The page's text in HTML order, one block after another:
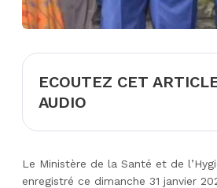
ECOUTEZ CET
AUDIO
Le Ministère de la Santé et de
enregistré ce dimanche 31 janvier